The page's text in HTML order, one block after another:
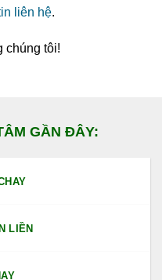
liên hệ.
chúng tôi!
GẦN ĐÂY:
LIỀN